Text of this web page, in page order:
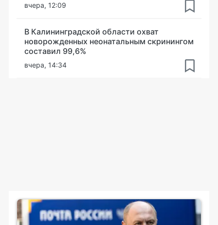
вчера, 12:09
В Калининградской области охват
новорожденных неонатальным скринингом
составил 99,6%
вчера, 14:34